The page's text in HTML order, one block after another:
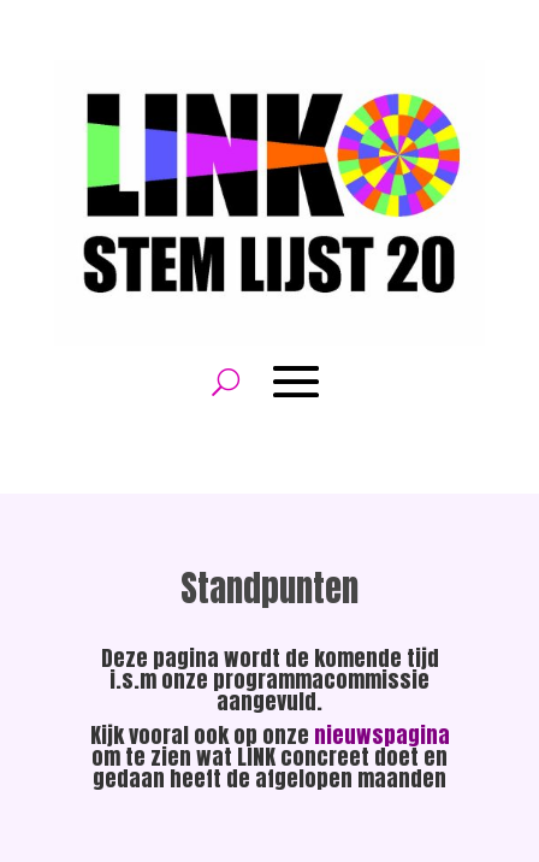
Standpunten
Deze pagina wordt de komende tijd
i.s.m onze programmacommissie
aangevuld.
Kijk vooral ook op onze nieuwspagina
om te zien wat LINK concreet doet en
gedaan heeft de afgelopen maanden